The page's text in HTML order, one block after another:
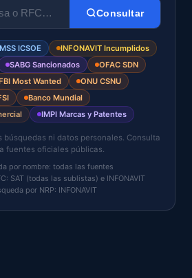
Consultar
ICSOE
INFONAVIT Incumplidos
SABG Sancionados
OFAC SDN
Most Wanted
ONU CSNU
Banco Mundial
IMPI Marcas y Patentes
búsquedas ni datos personales. Consulta
fuentes oficiales públicas.
por nombre: todas las fuentes
SAT (todas las sublistas) e INFONAVIT
por NRP: INFONAVIT